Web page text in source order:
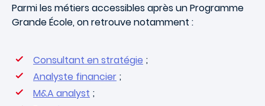
Parmi les métiers accessibles après un Programme
Grande École, on retrouve notamment :
Consultant en stratégie ;
Analyste financier ;
M&A analyst ;